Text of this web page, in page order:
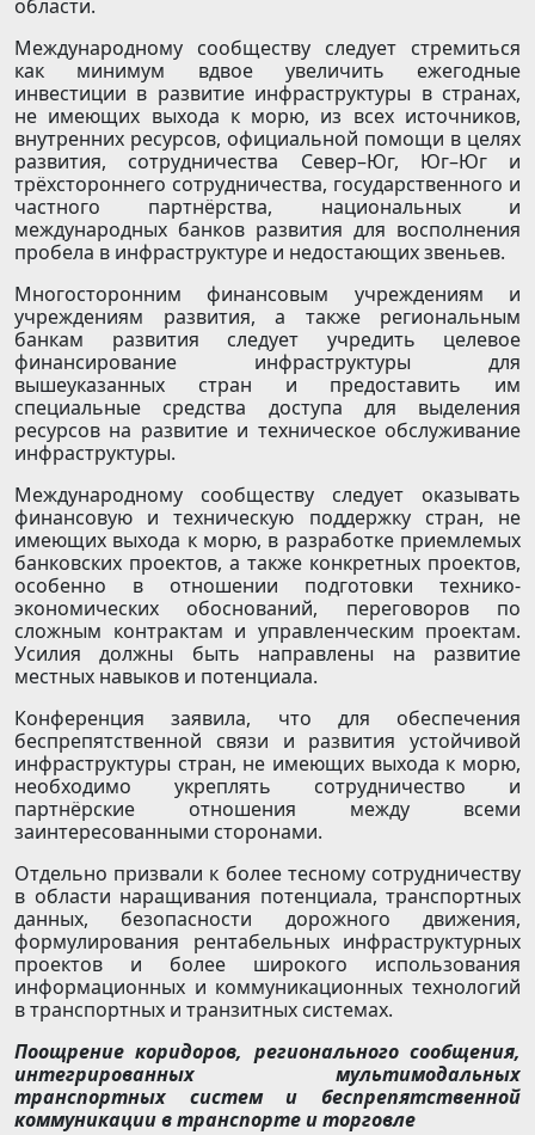
области.
Международному сообществу следует стремиться
как минимум вдвое увеличить ежегодные
инвестиции в развитие инфраструктуры в странах,
не имеющих выхода к морю, из всех источников,
внутренних ресурсов, официальной помощи в целях
развития, сотрудничества Север–Юг, Юг–Юг и
трёхстороннего сотрудничества, государственного и
частного партнёрства, национальных и
международных банков развития для восполнения
пробела в инфраструктуре и недостающих звеньев.
Многосторонним финансовым учреждениям и
учреждениям развития, а также региональным
банкам развития следует учредить целевое
финансирование инфраструктуры для
вышеуказанных стран и предоставить им
специальные средства доступа для выделения
ресурсов на развитие и техническое обслуживание
инфраструктуры.
Международному сообществу следует оказывать
финансовую и техническую поддержку стран, не
имеющих выхода к морю, в разработке приемлемых
банковских проектов, а также конкретных проектов,
особенно в отношении подготовки технико-
экономических обоснований, переговоров по
сложным контрактам и управленческим проектам.
Усилия должны быть направлены на развитие
местных навыков и потенциала.
Конференция заявила, что для обеспечения
беспрепятственной связи и развития устойчивой
инфраструктуры стран, не имеющих выхода к морю,
необходимо укреплять сотрудничество и
партнёрские отношения между всеми
заинтересованными сторонами.
Отдельно призвали к более тесному сотрудничеству
в области наращивания потенциала, транспортных
данных, безопасности дорожного движения,
формулирования рентабельных инфраструктурных
проектов и более широкого использования
информационных и коммуникационных технологий
в транспортных и транзитных системах.
Поощрение коридоров, регионального сообщения,
интегрированных мультимодальных
транспортных систем и беспрепятственной
коммуникации в транспорте и торговле